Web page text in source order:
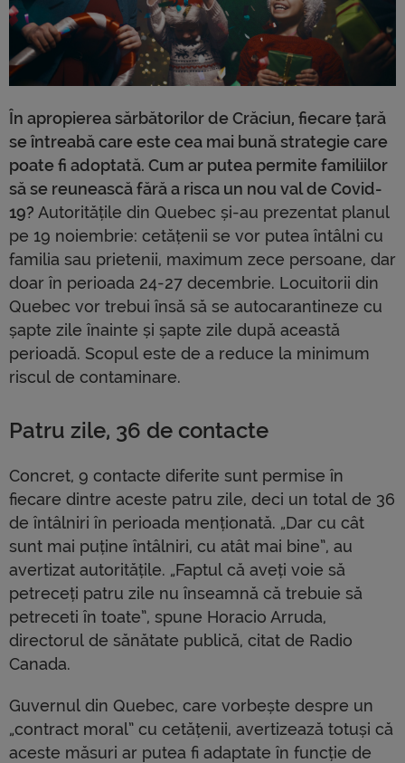
În apropierea sărbătorilor de Crăciun, fiecare țară
se întreabă care este cea mai bună strategie care
poate fi adoptată. Cum ar putea permite familiilor
să se reunească fără a risca un nou val de Covid-
19? Autoritățile din Quebec și-au prezentat planul
pe 19 noiembrie: cetățenii se vor putea întâlni cu
familia sau prietenii, maximum zece persoane, dar
doar în perioada 24-27 decembrie. Locuitorii din
Quebec vor trebui însă să se autocarantineze cu
șapte zile înainte și șapte zile după această
perioadă. Scopul este de a reduce la minimum
riscul de contaminare.
Patru zile, 36 de contacte
Concret, 9 contacte diferite sunt permise în
fiecare dintre aceste patru zile, deci un total de 36
de întâlniri în perioada menționată. „Dar cu cât
sunt mai puține întâlniri, cu atât mai bine”, au
avertizat autoritățile. „Faptul că aveți voie să
petreceți patru zile nu înseamnă că trebuie să
petreceti în toate”, spune Horacio Arruda,
directorul de sănătate publică, citat de Radio
Canada.
Guvernul din Quebec, care vorbește despre un
„contract moral” cu cetățenii, avertizează totuși că
aceste măsuri ar putea fi adaptate în funcție de